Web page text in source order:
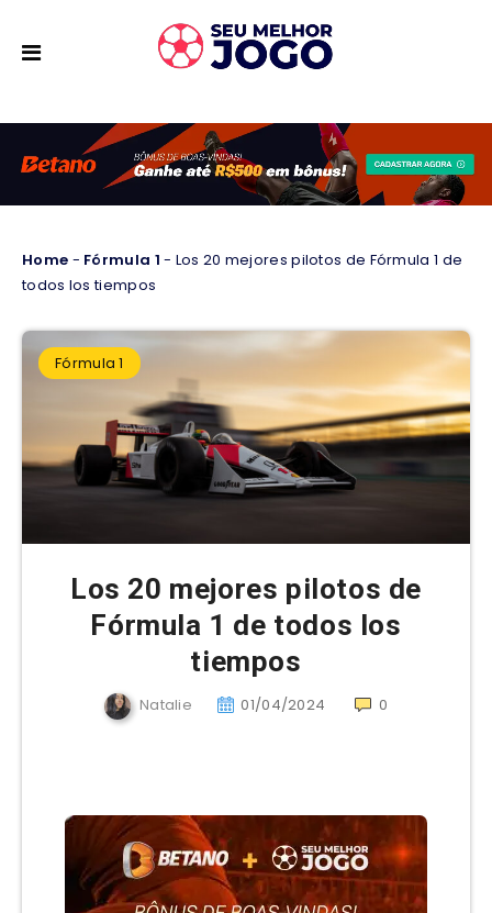
Home - Fórmula 1 - Los 20 mejores pilotos de Fórmula 1 de
todos los tiempos
Fórmula 1
Los 20 mejores pilotos de
Fórmula 1 de todos los
tiempos
Natalie 01/04/2024 0